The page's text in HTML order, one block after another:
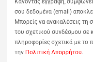
Κάνοντας εγγραφή,
σου δεδομένα (email)
Μπορείς να ανακαλέσεις τη
του σχετικού συνδέσμου σε
πληροφορίες σχετικά με το
την Πολιτική Απορρήτου.